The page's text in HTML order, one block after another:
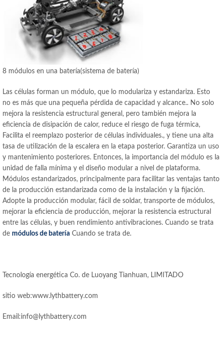
8 módulos en una batería(sistema de batería)
Las células forman un módulo, que lo modulariza y estandariza. Esto
no es más que una pequeña pérdida de capacidad y alcance.. No solo
mejora la resistencia estructural general, pero también mejora la
eficiencia de disipación de calor, reduce el riesgo de fuga térmica,
Facilita el reemplazo posterior de células individuales., y tiene una alta
tasa de utilización de la escalera en la etapa posterior. Garantiza un uso
y mantenimiento posteriores. Entonces, la importancia del módulo es la
unidad de falla mínima y el diseño modular a nivel de plataforma.
Módulos estandarizados, principalmente para facilitar las ventajas tanto
de la producción estandarizada como de la instalación y la fijación.
Adopte la producción modular, fácil de soldar, transporte de módulos,
mejorar la eficiencia de producción, mejorar la resistencia estructural
entre las células, y buen rendimiento antivibraciones. Cuando se trata
de módulos de batería Cuando se trata de.
Tecnología energética Co. de Luoyang Tianhuan, LIMITADO
sitio web:www.lythbattery.com
Email:info@lythbattery.com